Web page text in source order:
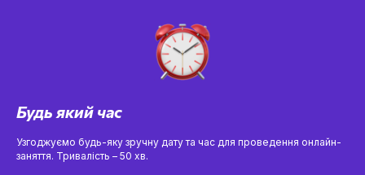
Будь який час
Узгоджуємо будь-яку зручну дату та час для проведення онлайн-
заняття. Тривалість – 50 хв.